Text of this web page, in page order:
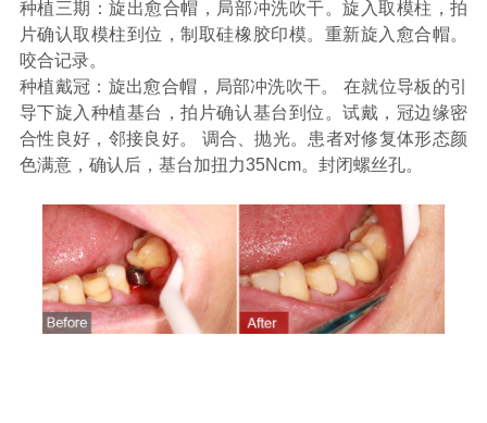
种植三期：旋出愈合帽，局部冲洗吹干。旋入取模柱，拍
片确认取模柱到位，制取硅橡胶印模。重新旋入愈合帽。
咬合记录。
种植戴冠：旋出愈合帽，局部冲洗吹干。 在就位导板的引
导下旋入种植基台，拍片确认基台到位。试戴，冠边缘密
合性良好，邻接良好。 调合、抛光。患者对修复体形态颜
色满意，确认后，基台加扭力35Ncm。封闭螺丝孔。